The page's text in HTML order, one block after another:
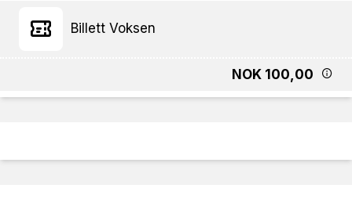
Billett Voksen
NOK 100,00